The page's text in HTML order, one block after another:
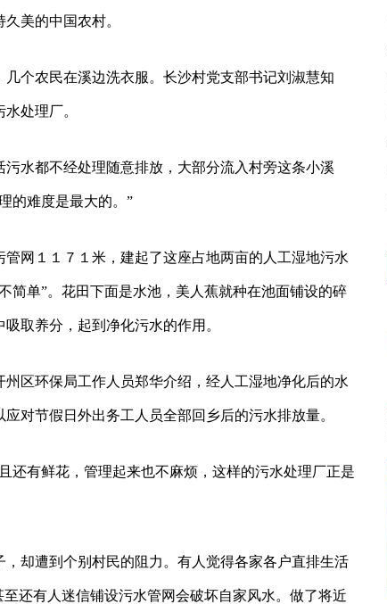
美的中国农村。
个农民在溪边洗衣服。长沙村党支部书记刘淑慧知
处理厂。
水都不经处理随意排放，大部分流入村旁这条小溪
的难度是最大的。”
网１１７１米，建起了这座占地两亩的人工湿地污水
简单”。花田下面是水池，美人蕉就种在池面铺设的碎
取养分，起到净化污水的作用。
区环保局工作人员郑华介绍，经人工湿地净化后的水
对节假日外出务工人员全部回乡后的污水排放量。
还有鲜花，管理起来也不麻烦，这样的污水处理厂正是
却遭到个别村民的阻力。有人觉得各家各户直排生活
还有人迷信铺设污水管网会破坏自家风水。做了将近